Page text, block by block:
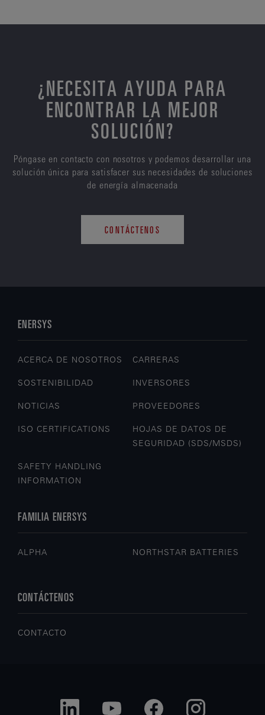
¿NECESITA AYUDA PARA
ENCONTRAR LA MEJOR
SOLUCIÓN?
Póngase en contacto con nosotros y podemos desarrollar una
solución única para satisfacer sus necesidades de soluciones
de energía almacenada
CONTÁCTENOS
ENERSYS
ACERCA DE NOSOTROS CARRERAS
SOSTENIBILIDAD INVERSORES
NOTICIAS PROVEEDORES
ISO CERTIFICATIONS
HOJAS DE DATOS DE
SEGURIDAD (SDS/MSDS)
SAFETY HANDLING
INFORMATION
FAMILIA ENERSYS
ALPHA NORTHSTAR BATTERIES
CONTÁCTENOS
CONTACTO